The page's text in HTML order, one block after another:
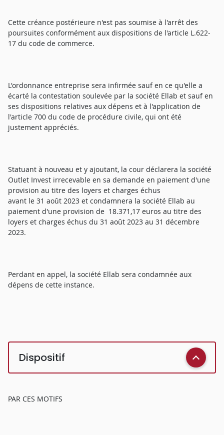
Cette créance postérieure n'est pas soumise à l'arrêt des
poursuites conformément aux dispositions de l'article L.622-
17 du code de commerce.
L'ordonnance entreprise sera infirmée sauf en ce qu'elle a
écarté la contestation soulevée par la société Ellab et sauf en
ses dispositions relatives aux dépens et à l'application de
l'article 700 du code de procédure civile, qui ont été
justement appréciés.
Statuant à nouveau et y ajoutant, la cour déclarera la société
Outlet Invest irrecevable en sa demande en paiement d'une
provision au titre des loyers et charges échus
avant le 31 août 2023 et condamnera la société Ellab au
paiement d'une provision de 18.371,17 euros au titre des
loyers et charges échus du 31 août 2023 au 31 décembre
2023.
Perdant en appel, la société Ellab sera condamnée aux
dépens de cette instance.
Dispositif
PAR CES MOTIFS